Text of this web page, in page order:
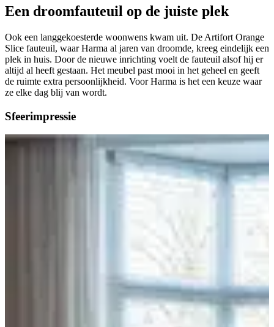
Een droomfauteuil op de juiste plek
Ook een langgekoesterde woonwens kwam uit. De Artifort Orange
Slice fauteuil, waar Harma al jaren van droomde, kreeg eindelijk een
plek in huis. Door de nieuwe inrichting voelt de fauteuil alsof hij er
altijd al heeft gestaan. Het meubel past mooi in het geheel en geeft
de ruimte extra persoonlijkheid. Voor Harma is het een keuze waar
ze elke dag blij van wordt.
Sfeerimpressie